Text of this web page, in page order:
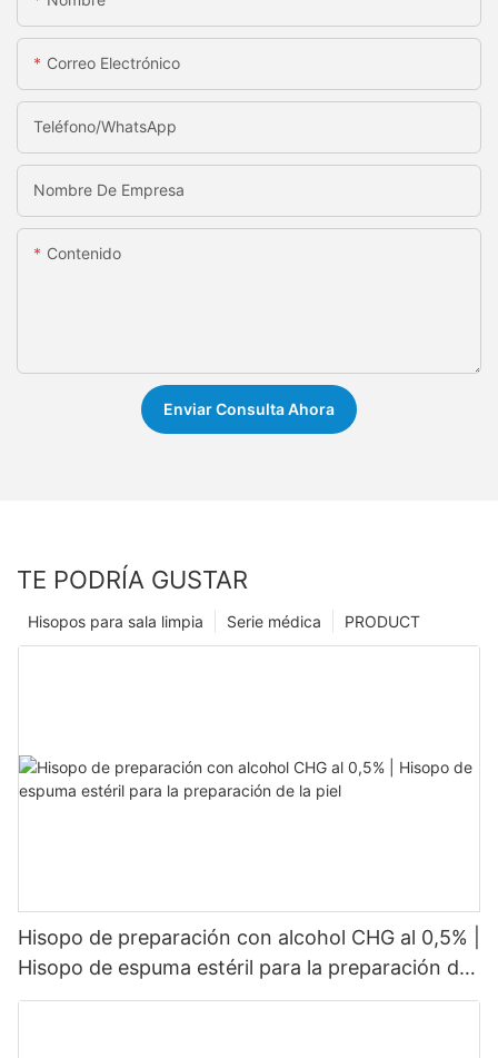
Correo Electrónico
Teléfono/WhatsApp
Nombre De Empresa
Contenido
Enviar Consulta Ahora
TE PODRÍA GUSTAR
PRODUCT
Serie médica
Hisopos para sala limpia
Hisopo de preparación con alcohol CHG al 0,5% |
Hisopo de espuma estéril para la preparación de
la piel